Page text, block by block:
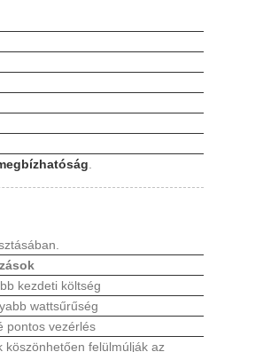
kezdeti költség
wattsűrűség
pontos vezérlés
felülmúlják az